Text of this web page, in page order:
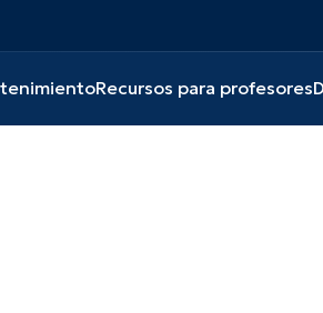
Recursos para profesores